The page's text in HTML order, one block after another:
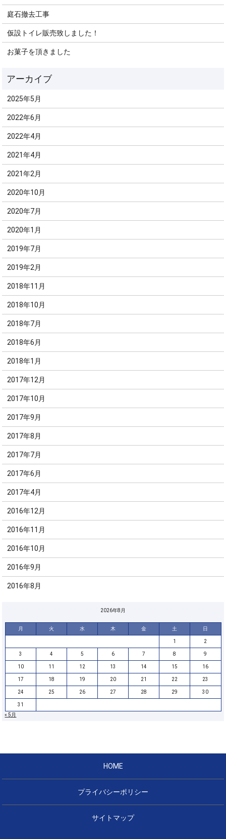
庭石撤去工事
仮設トイレ販売致しました！
お菓子を頂きました
2025年5月
2022年6月
2022年4月
2021年4月
2021年2月
2020年10月
2020年7月
2020年1月
2019年7月
2019年2月
2018年11月
2018年10月
2018年7月
2018年6月
2018年1月
2017年12月
2017年10月
2017年9月
2017年8月
2017年7月
2017年6月
2017年4月
2016年12月
2016年11月
2016年10月
2016年9月
2016年8月
2026年8月
月 火 水 木 金 土 日
1 2
3 4 5 6 7 8 9
10 11 12 13 14 15 16
17 18 19 20 21 22 23
24 25 26 27 28 29 30
31
« 5月
HOME
プライバシーポリシー
サイトマップ